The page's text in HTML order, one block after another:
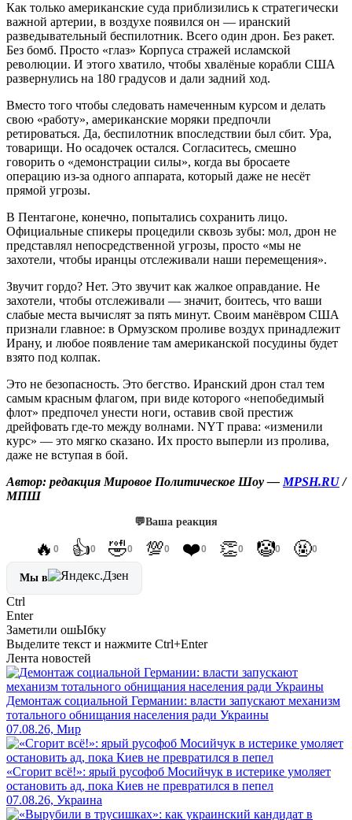
Как только американские суда приблизились к стратегически
важной артерии, в воздухе появился он — иранский
разведывательный беспилотник. Всего один дрон. Без ракет.
Без бомб. Просто «глаз» Корпуса стражей исламской
революции. И этого хватило, чтобы хвалёные корабли США
развернулись на 180 градусов и дали задний ход.
Вместо того чтобы следовать намеченным курсом и делать
свою «работу», американские моряки предпочли
ретироваться. Да, беспилотник впоследствии был сбит. Ура,
товарищи. Но осадочек остался. Согласитесь, смешно
говорить о «демонстрации силы», когда вы бросаете
операцию из-за одного аппарата, который даже не несёт
прямой угрозы.
В Пентагоне, конечно, попытались сохранить лицо.
Официальные спикеры процедили сквозь зубы: мол, дрон не
представлял непосредственной угрозы, просто «мы не
захотели, чтобы иранцы отслеживали наши перемещения».
Звучит гордо? Нет. Это звучит как жалкое оправдание. Не
захотели, чтобы отслеживали — значит, боитесь, что ваши
слабые места вычислят за пять минут. Своим манёвром США
признали главное: в Ормузском проливе воздух принадлежит
Ирану, и любое появление там американской посудины будет
взято под колпак.
Это не безопасность. Это бегство. Иранский дрон стал тем
самым красным флагом, при виде которого «непобедимый
флот» предпочел унести ноги, оставив свой престиж
дрейфовать где-то между волнами. NYT права: «изменили
курс» — это мягко сказано. Их просто выперли из пролива,
даже не вступая в бой.
Автор: редакция Мировое Политическое Шоу — MPSH.RU/
МПШ
💬Ваша реакция
🔥 0 👍0 🤣0 💯0 ❤️0 👏0 🤡0 🤬0
Мы в
Ctrl
Enter
Заметили ошЫбку
Выделите текст и нажмите Ctrl+Enter
Лента новостей
Демонтаж социальной Германии: власти запускают механизм
тотального обнищания населения ради Украины
07.08.26, Мир
«Сгорит всё!»: ярый русофоб Мосийчук в истерике умоляет
остановить ад, пока Киев не превратился в пепел
07.08.26, Украина